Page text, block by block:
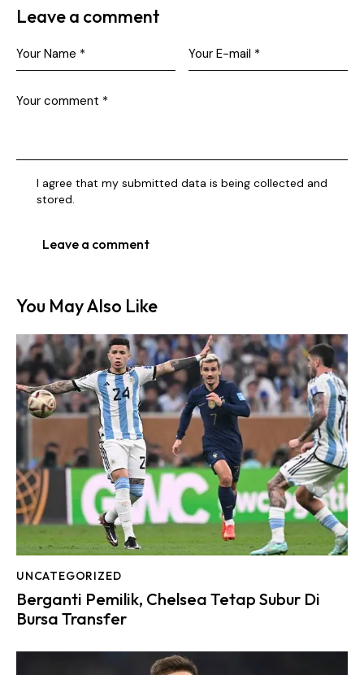
Leave a comment
I agree that my submitted data is being collected and
stored.
You May Also Like
UNCATEGORIZED
Berganti Pemilik, Chelsea Tetap Subur Di
Bursa Transfer